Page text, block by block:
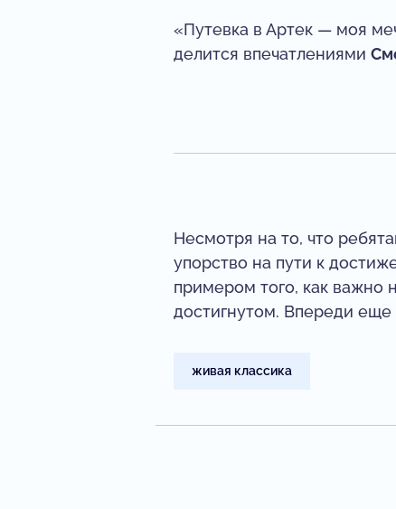
«Путевка в Артек — моя
делится впечатлениями
Несмотря на то, что
упорство на пути к
примером того, как важно
достигнутом. Впереди
живая классика